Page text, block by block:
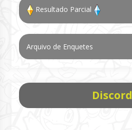
Resultado Parcial
Arquivo de Enquetes
Discord